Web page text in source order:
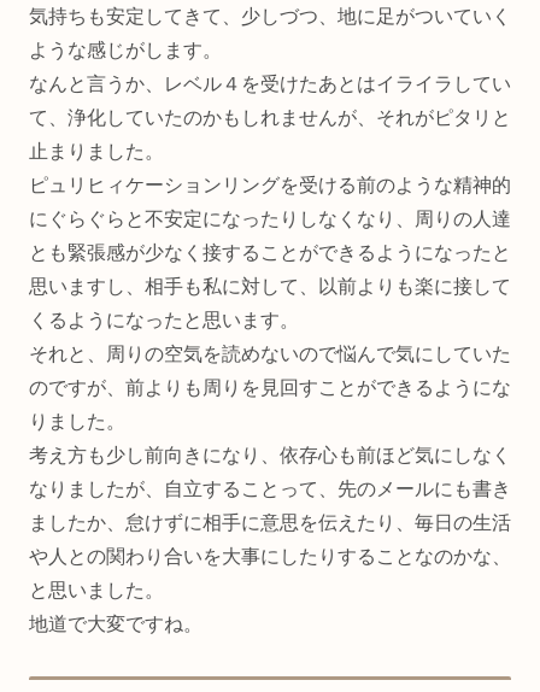
気持ちも安定してきて、少しづつ、地に足がついていく
ような感じがします。
なんと言うか、レベル４を受けたあとはイライラしてい
て、浄化していたのかもしれませんが、それがピタリと
止まりました。
ピュリヒィケーションリングを受ける前のような精神的
にぐらぐらと不安定になったりしなくなり、周りの人達
とも緊張感が少なく接することができるようになったと
思いますし、相手も私に対して、以前よりも楽に接して
くるようになったと思います。
それと、周りの空気を読めないので悩んで気にしていた
のですが、前よりも周りを見回すことができるようにな
りました。
考え方も少し前向きになり、依存心も前ほど気にしなく
なりましたが、自立することって、先のメールにも書き
ましたか、怠けずに相手に意思を伝えたり、毎日の生活
や人との関わり合いを大事にしたりすることなのかな、
と思いました。
地道で大変ですね。